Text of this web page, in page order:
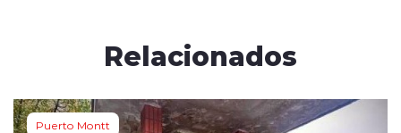
Relacionados
Puerto Montt